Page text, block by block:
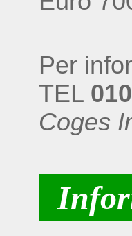
Per
TEL
Coges